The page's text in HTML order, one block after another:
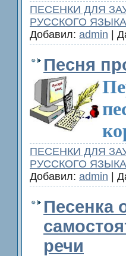
ПЕСЕНКИ ДЛЯ
РУССКОГО ЯЗЫКА
Добавил: admin |
Песня
ПЕСЕНКИ ДЛЯ
РУССКОГО ЯЗЫКА
Добавил: admin |
Песенка
речи